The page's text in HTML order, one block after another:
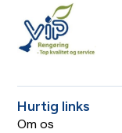
Hurtig links
Om os